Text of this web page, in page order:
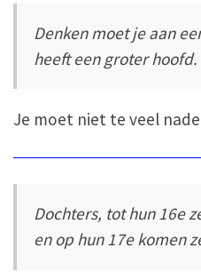
Denken moet je aan
heeft een groter hoofd.
Je moet niet te veel
Dochters, tot hun 16e
en op hun 17e komen